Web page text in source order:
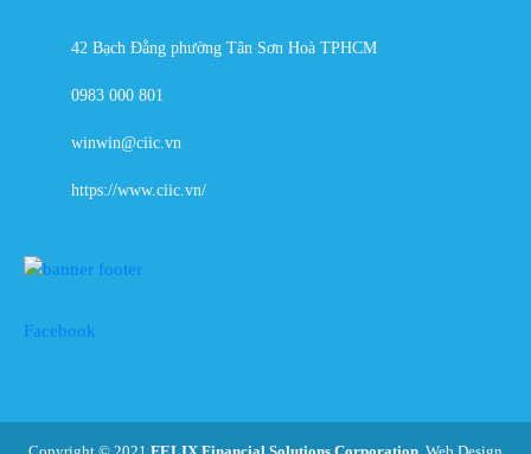
42 Bạch Đằng phường Tân Sơn Hoà TPHCM
0983 000 801
winwin@ciic.vn
https://www.ciic.vn/
Facebook